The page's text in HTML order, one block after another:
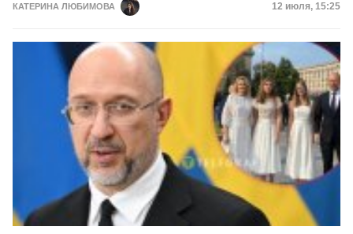
КАТЕРИНА ЛЮБИМОВА Дата
12 июля, 15:25